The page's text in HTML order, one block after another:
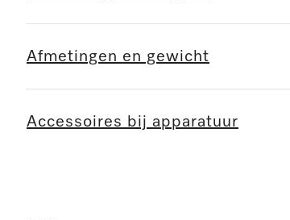
Afmetingen en gewicht
Accessoires bij apparatuur